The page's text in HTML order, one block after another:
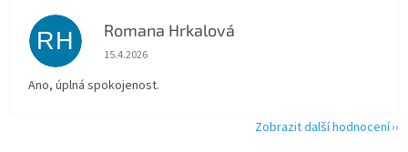
RH Romana Hrkalová
Hodnocení obchodu je 5 z 5 hvězdiček.
15.4.2026
Ano, úplná spokojenost.
Zobrazit další hodnocení